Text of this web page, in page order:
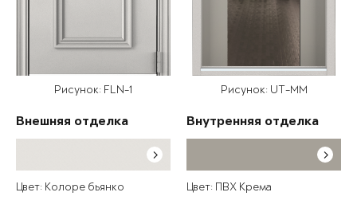
Рисунок: FLN-1
Внешняя отделка
Цвет: Колоре бьянко
Рисунок: UT-MM
Внутренняя отделка
Цвет: ПВХ Крема